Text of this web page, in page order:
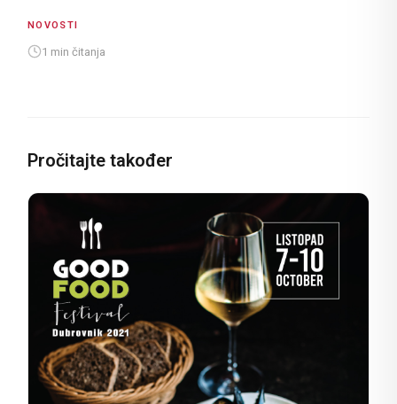
NOVOSTI
1 min čitanja
Pročitajte također